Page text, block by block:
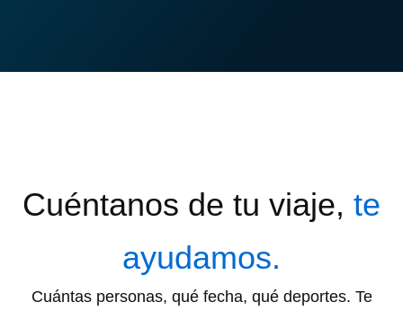
Cuéntanos de tu viaje, te
ayudamos.
Cuántas personas, qué fecha, qué deportes. Te